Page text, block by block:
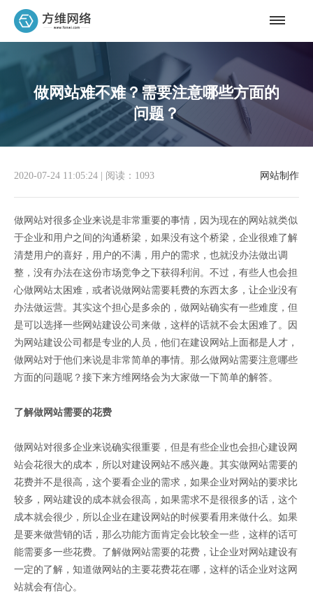
做网站难不难？需要注意哪些方面的
问题？
网站制作
2020-07-24 11:05:24 阅读：1093
做网站对很多企业来说是非常重要的事情，因为现在的网站就类似
于企业和用户之间的沟通桥梁，如果没有这个桥梁，企业很难了解
清楚用户的喜好，用户的不满，用户的需求，也就没办法做出调
整，没有办法在这份市场竞争之下获得利润。不过，有些人也会担
心做网站太困难，或者说做网站需要耗费的东西太多，让企业没有
办法做运营。其实这个担心是多余的，做网站确实有一些难度，但
是可以选择一些网站建设公司来做，这样的话就不会太困难了。因
为网站建设公司都是专业的人员，他们在建设网站上面都是人才，
做网站对于他们来说是非常简单的事情。那么做网站需要注意哪些
方面的问题呢？接下来方维网络会为大家做一下简单的解答。
了解做网站需要的花费
做网站对很多企业来说确实很重要，但是有些企业也会担心建设网
站会花很大的成本，所以对建设网站不感兴趣。其实做网站需要的
花费并不是很高，这个要看企业的需求，如果企业对网站的要求比
较多，网站建设的成本就会很高，如果需求不是很很多的话，这个
成本就会很少，所以企业在建设网站的时候要看用来做什么。如果
是要来做营销的话，那么功能方面肯定会比较全一些，这样的话可
能需要多一些花费。了解做网站需要的花费，让企业对网站建设有
一定的了解，知道做网站的主要花费花在哪，这样的话企业对这网
站就会有信心。